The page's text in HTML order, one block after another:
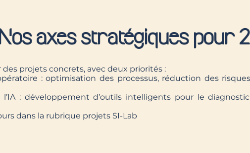
Nos axes stratégiques pour
des projets concrets, avec deux priorités :
: optimisation des processus, réduction des
: développement d’outils intelligents pour le
dans la rubrique projets SI-Lab